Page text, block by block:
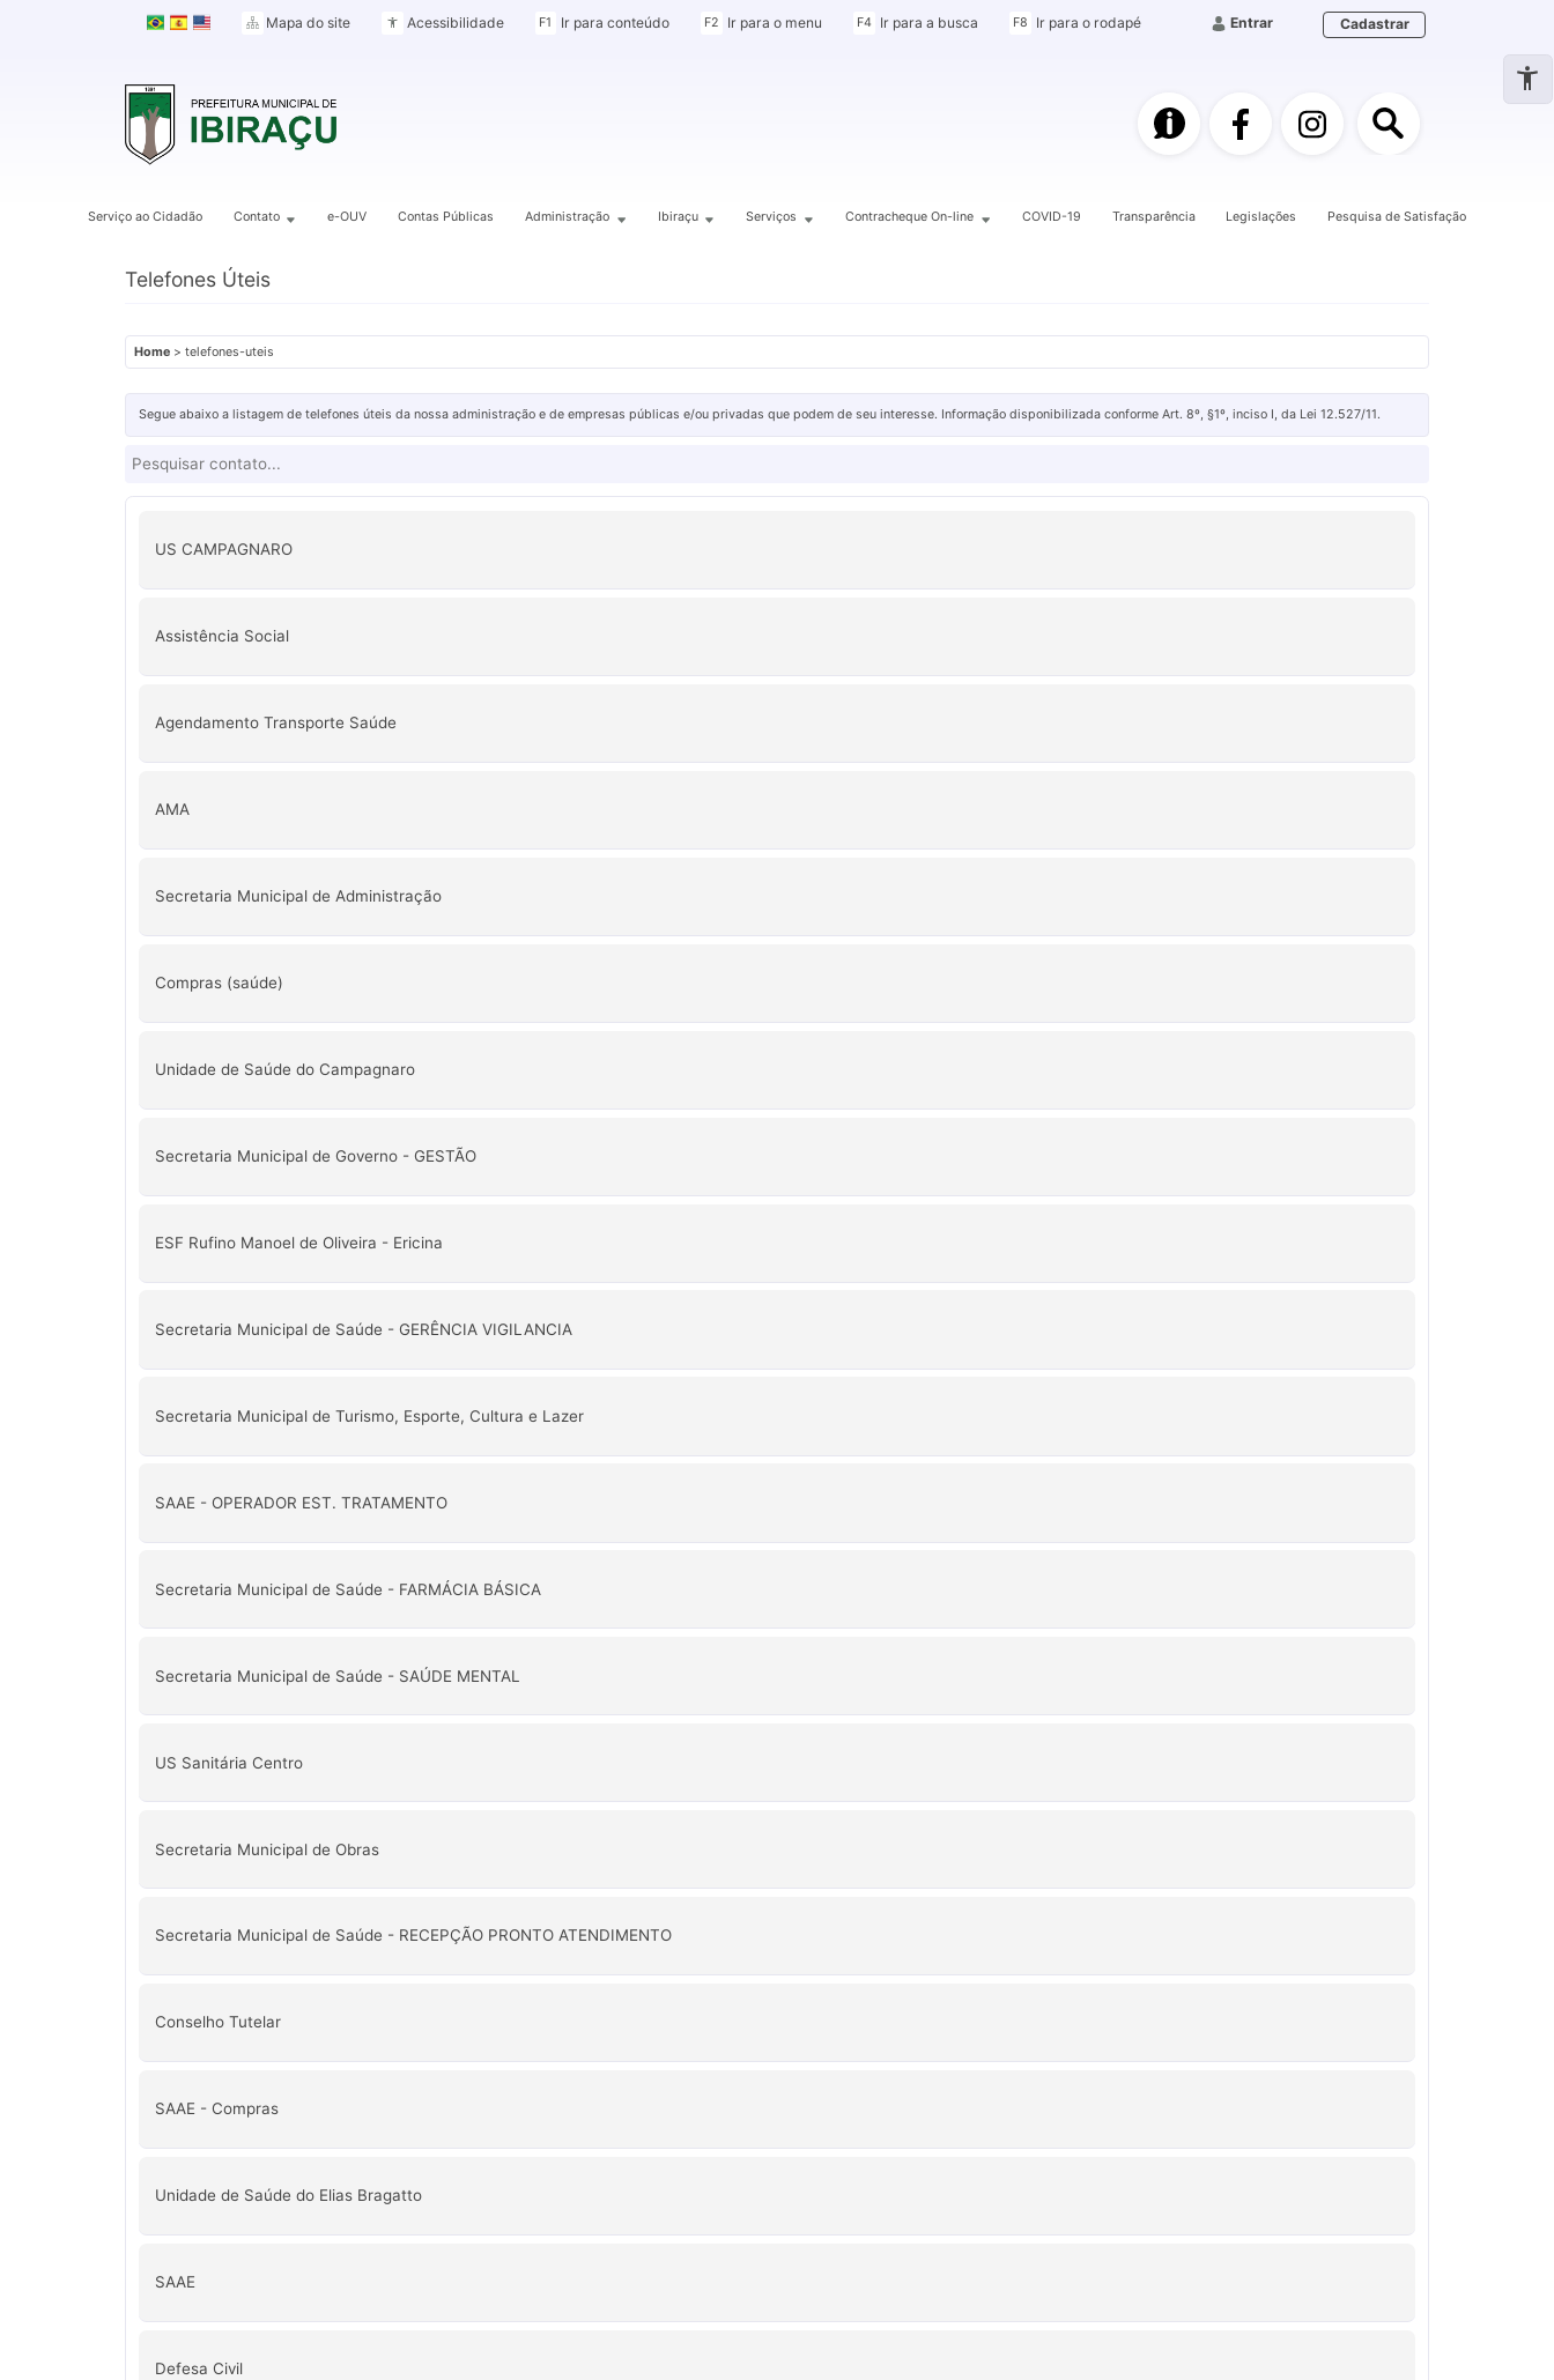
Mapa do site Acessibilidade Ir para conteúdo
F1 Ir para o menu
F2 Ir para a busca
F4 Ir para o rodapé
F8 Entrar Cadastrar
Serviço ao Cidadão Contato e-OUV Contas Públicas Administração Ibiraçu Serviços Contracheque On-line COVID-19 Transparência Legislações Pesquisa de Satisfação
Telefones Úteis
Home> telefones-uteis
Segue abaixo a listagem de telefones úteis da nossa administração e de empresas públicas e/ou privadas que podem de seu interesse. Informação disponibilizada conforme Art. 8º, §1º, inciso I, da Lei 12.527/11.
US CAMPAGNARO
Assistência Social
Agendamento Transporte Saúde
AMA
Secretaria Municipal de Administração
Compras (saúde)
Unidade de Saúde do Campagnaro
Secretaria Municipal de Governo - GESTÃO
ESF Rufino Manoel de Oliveira - Ericina
Secretaria Municipal de Saúde - GERÊNCIA VIGILANCIA
Secretaria Municipal de Turismo, Esporte, Cultura e Lazer
SAAE - OPERADOR EST. TRATAMENTO
Secretaria Municipal de Saúde - FARMÁCIA BÁSICA
Secretaria Municipal de Saúde - SAÚDE MENTAL
US Sanitária Centro
Secretaria Municipal de Obras
Secretaria Municipal de Saúde - RECEPÇÃO PRONTO ATENDIMENTO
Conselho Tutelar
SAAE - Compras
Unidade de Saúde do Elias Bragatto
SAAE
Defesa Civil